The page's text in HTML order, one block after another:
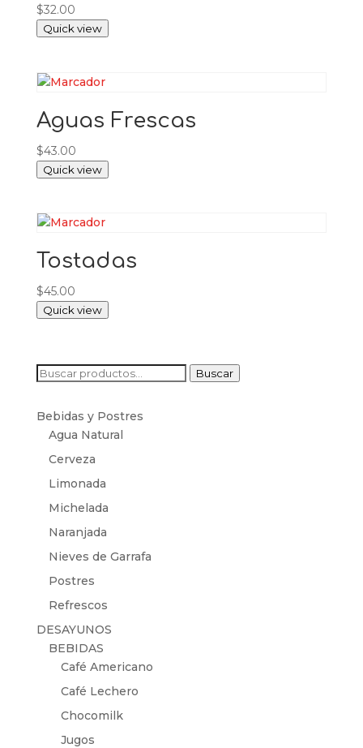
$32.00
Quick view
Aguas Frescas
$43.00
Quick view
Tostadas
$45.00
Quick view
Buscar
Buscar
Bebidas y Postres
Agua Natural
Cerveza
Limonada
Michelada
Naranjada
Nieves de Garrafa
Postres
Refrescos
DESAYUNOS
BEBIDAS
Café Americano
Café Lechero
Chocomilk
Jugos